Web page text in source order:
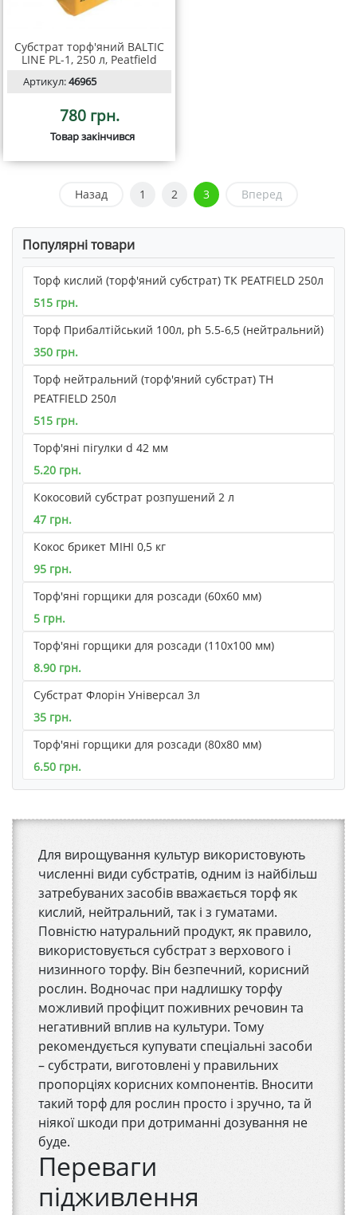
Для вирощування культур використовують
численні види субстратів, одним із найбільш
затребуваних засобів вважається торф як
кислий, нейтральний, так і з гуматами.
Повністю натуральний продукт, як правило,
використовується субстрат з верхового і
низинного торфу. Він безпечний, корисний
рослин. Водночас при надлишку торфу
можливий профіцит поживних речовин та
негативний вплив на культури. Тому
рекомендується купувати спеціальні засоби
– субстрати, виготовлені у правильних
пропорціях корисних компонентів. Вносити
такий торф для рослин просто і зручно, та й
ніякої шкоди при дотриманні дозування не
буде.
Переваги
підживлення
Популярні товари
Торф кислий (торф'яний субстрат) ТК PEATFIELD 250л
515 грн.
Торф Прибалтійський 100л, ph 5.5-6,5 (нейтральний)
350 грн.
Торф нейтральний (торф'яний субстрат) ТН
PEATFIELD 250л
515 грн.
Торф'яні пігулки d 42 мм
5.20 грн.
Кокосовий субстрат розпушений 2 л
47 грн.
Кокос брикет МІНІ 0,5 кг
95 грн.
Торф'яні горщики для розсади (60х60 мм)
5 грн.
Торф'яні горщики для розсади (110х100 мм)
8.90 грн.
Субстрат Флорін Універсал 3л
35 грн.
Торф'яні горщики для розсади (80х80 мм)
6.50 грн.
Субстрат торф'яний BALTIC
LINE PL-1, 250 л, Peatfield
Артикул:46965
780 грн.
Товар закінчився
Назад 1 2 3 Вперед